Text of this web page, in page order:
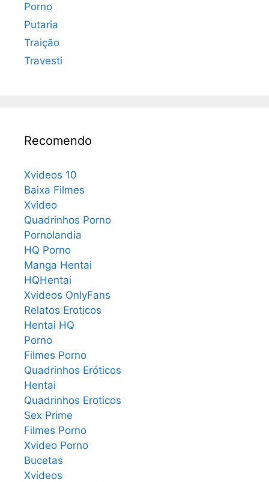
Porno
Putaria
Traição
Travesti
Recomendo
Xvideos 10
Baixa Filmes
Xvideo
Quadrinhos Porno
Pornolandia
HQ Porno
Manga Hentai
HQHentai
Xvideos OnlyFans
Relatos Eroticos
Hentai HQ
Porno
Filmes Porno
Quadrinhos Eróticos
Hentai
Quadrinhos Eroticos
Sex Prime
Filmes Porno
Xvideo Porno
Bucetas
Xvideos